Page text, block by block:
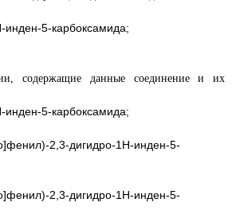
5-карбоксамида;
5-карбоксамида;
2,3-дигидро-1H-инден-5-
2,3-дигидро-1H-инден-5-